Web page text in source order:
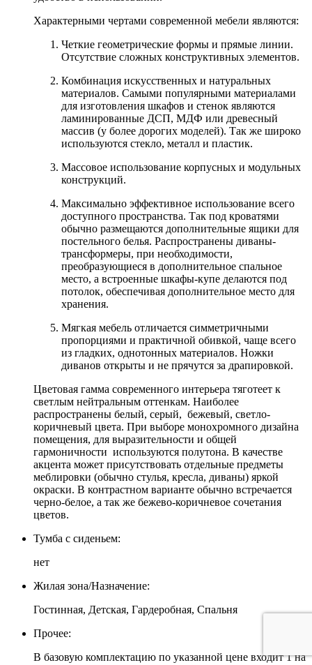
Характерными чертами современной мебели являются:
Четкие геометрические формы и прямые линии.
Отсутствие сложных конструктивных элементов.
Комбинация искусственных и натуральных
материалов. Самыми популярными материалами
для изготовления шкафов и стенок являются
ламинированные ДСП, МДФ или древесный
массив (у более дорогих моделей). Так же широко
используются стекло, металл и пластик.
Массовое использование корпусных и модульных
конструкций.
Максимально эффективное использование всего
доступного пространства. Так под кроватями
обычно размещаются дополнительные ящики для
постельного белья. Распространены диваны-
трансформеры, при необходимости,
преобразующиеся в дополнительное спальное
место, а встроенные шкафы-купе делаются под
потолок, обеспечивая дополнительное место для
хранения.
Мягкая мебель отличается симметричными
пропорциями и практичной обивкой, чаще всего
из гладких, однотонных материалов. Ножки
диванов открыты и не прячутся за драпировкой.
Цветовая гамма современного интерьера тяготеет к
светлым нейтральным оттенкам. Наиболее
распространены белый, серый, бежевый, светло-
коричневый цвета. При выборе монохромного дизайна
помещения, для выразительности и общей
гармоничности используются полутона. В качестве
акцента может присутствовать отдельные предметы
меблировки (обычно стулья, кресла, диваны) яркой
окраски. В контрастном варианте обычно встречается
черно-белое, а так же бежево-коричневое сочетания
цветов.
Тумба с сиденьем:
нет
Жилая зона/Назначение:
Гостинная, Детская, Гардеробная, Спальня
Прочее:
В базовую комплектацию по указанной цене входит 1 на